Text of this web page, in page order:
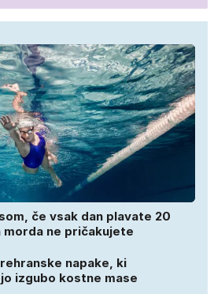
če vsak dan plavate 20
morda ne pričakujete
napake, ki
izgubo kostne mase